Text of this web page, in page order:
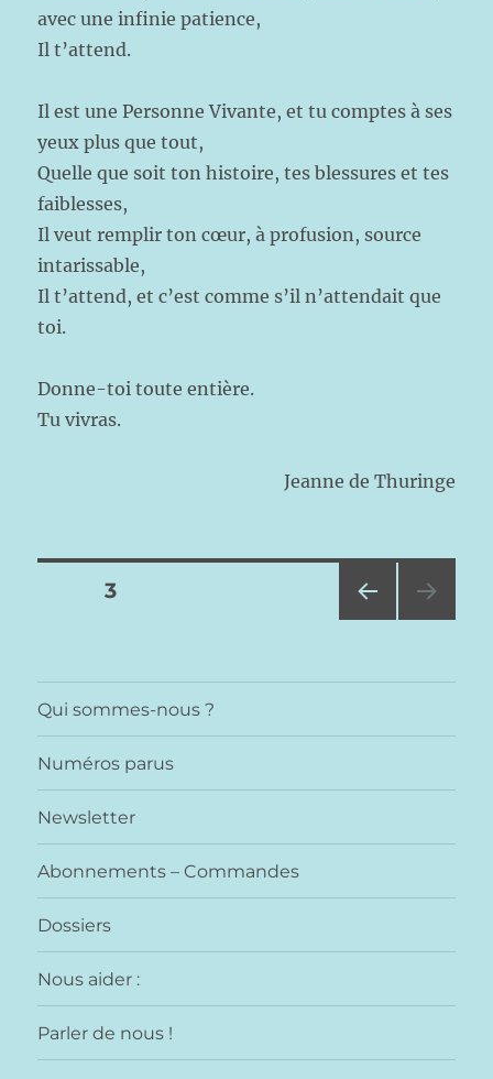
avec une infinie patience,
Il t’attend.
Il est une Personne Vivante, et tu comptes à ses
yeux plus que tout,
Quelle que soit ton histoire, tes blessures et tes
faiblesses,
Il veut remplir ton cœur, à profusion, source
intarissable,
Il t’attend, et c’est comme s’il n’attendait que
toi.
Donne-toi toute entière.
Tu vivras.
Jeanne de Thuringe
Pagination
publications
E
PAGE3
Qui sommes-nous ?
Numéros parus
Newsletter
Abonnements – Commandes
Dossiers
Nous aider :
Parler de nous !